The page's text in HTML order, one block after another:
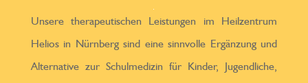
Unsere therapeutischen Leistungen im Heilzentrum
Helios in Nürnberg sind eine sinnvolle Ergänzung und
Alternative zur Schulmedizin für Kinder, Jugendliche,